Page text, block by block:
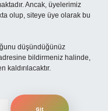
Ancak, üyelerimiz
olup, siteye üye olarak bu
düşündüğünüz
bildirmeniz halinde,